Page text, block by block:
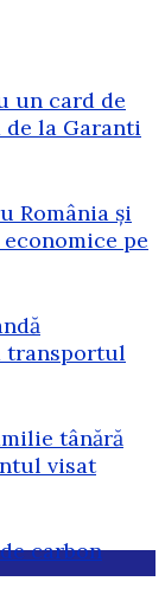
un card de
la Garanti
România și
pe
transportul
tânără
visat
carbon